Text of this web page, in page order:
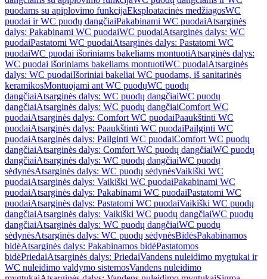
puodams su apiplovimo funkcijaEksploatacinės medžiagosWC
puodai ir WC puodų dangčiaiPakabinami WC puodaiAtsarginės
dalys: Pakabinami WC puodaiWC puodaiAtsarginės dalys: WC
puodaiPastatomi WC puodaiAtsarginės dalys: Pastatomi WC
puodaiWC puodai išoriniams bakeliams montuotiAtsarginės dalys:
WC puodai išoriniams bakeliams montuotiWC puodaiAtsarginės
dalys: WC puodaiIšoriniai bakeliai WC puodams, iš sanitarinės
keramikosMontuojami ant WC puodųWC puodų
dangčiaiAtsarginės dalys: WC puodų dangčiaiWC puodų
dangčiaiAtsarginės dalys: WC puodų dangčiaiComfort WC
puodaiAtsarginės dalys: Comfort WC puodaiPaaukštinti WC
puodaiAtsarginės dalys: Paaukštinti WC puodaiPailginti WC
puodaiAtsarginės dalys: Pailginti WC puodaiComfort WC puodų
dangčiaiAtsarginės dalys: Comfort WC puodų dangčiaiWC puodų
dangčiaiAtsarginės dalys: WC puodų dangčiaiWC puodų
sėdynėsAtsarginės dalys: WC puodų sėdynėsVaikiški WC
puodaiAtsarginės dalys: Vaikiški WC puodaiPakabinami WC
puodaiAtsarginės dalys: Pakabinami WC puodaiPastatomi WC
puodaiAtsarginės dalys: Pastatomi WC puodaiVaikiški WC puodų
dangčiaiAtsarginės dalys: Vaikiški WC puodų dangčiaiWC puodų
dangčiaiAtsarginės dalys: WC puodų dangčiaiWC puodų
sėdynėsAtsarginės dalys: WC puodų sėdynėsBidėsPakabinamos
bidėAtsarginės dalys: Pakabinamos bidėPastatomos
bidėPriedaiAtsarginės dalys: PriedaiVandens nuleidimo mygtukai ir
WC nuleidimo valdymo sistemosVandens nuleidimo